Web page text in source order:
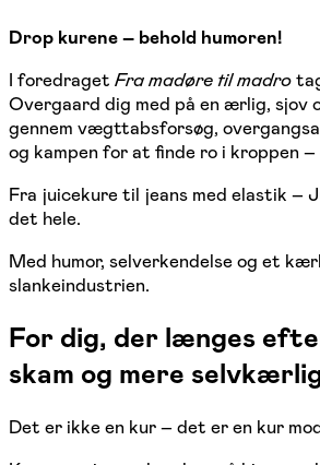
Drop kurene – behold humoren!
I foredraget Fra madøre til madro
Overgaard dig med på en ærlig, sjov
gennem vægttabsforsøg,
og kampen for at finde ro i kroppen
Fra juicekure til jeans med elastik –
det hele.
Med humor, selverkendelse og et
slankeindustrien.
For dig, der længes
skam og mere
Det er ikke en kur – det er en kur